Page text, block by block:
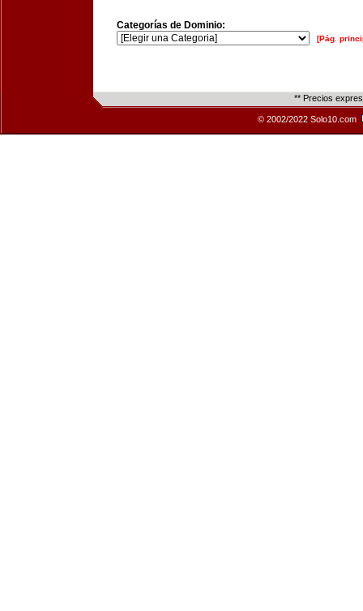
Categorías de Dominio:
[Pág.
** Precios
© 2002/2022 Solo10.com